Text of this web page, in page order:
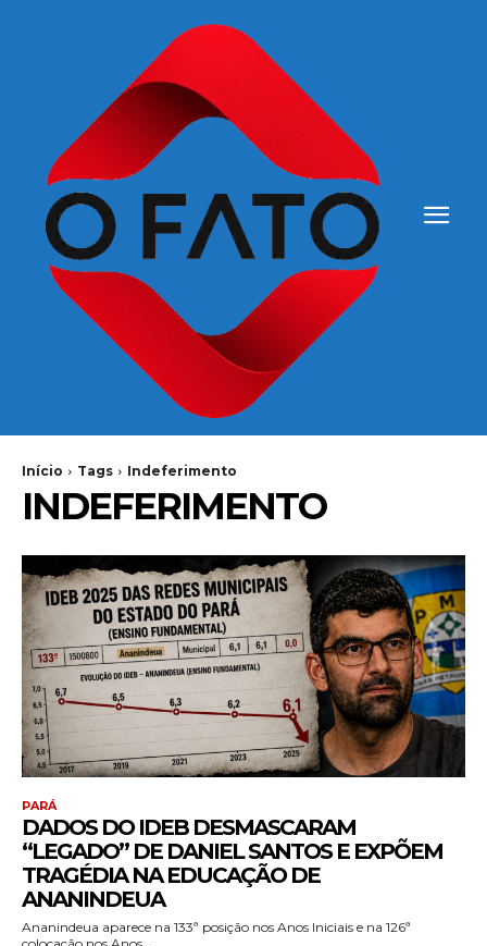
Início Tags Indeferimento
INDEFERIMENTO
PARÁ
DADOS DO IDEB DESMASCARAM
“LEGADO” DE DANIEL SANTOS E EXPÕEM
TRAGÉDIA NA EDUCAÇÃO DE
ANANINDEUA
Ananindeua aparece na 133ª posição nos Anos Iniciais e na 126ª